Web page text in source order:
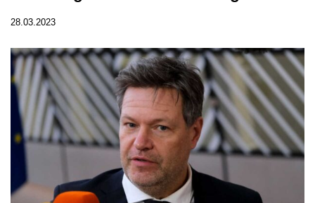
28.03.2023